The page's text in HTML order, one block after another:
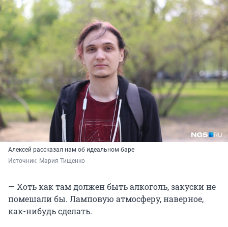
Алексей рассказал нам об идеальном баре
Источник: Мария Тищенко
— Хоть как там должен быть алкоголь, закуски не
помешали бы. Ламповую атмосферу, наверное,
как-нибудь сделать.